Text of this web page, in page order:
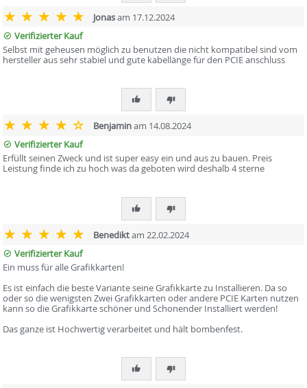
Jonasam 17.12.2024
Verifizierter Kauf
Selbst mit geheusen möglich zu benutzen die nicht kompatibel sind vom
hersteller aus sehr stabiel und gute kabellänge für den PCIE anschluss
Benjaminam 14.08.2024
Verifizierter Kauf
Erfüllt seinen Zweck und ist super easy ein und aus zu bauen. Preis
Leistung finde ich zu hoch was da geboten wird deshalb 4 sterne
Benediktam 22.02.2024
Verifizierter Kauf
Ein muss für alle Grafikkarten!
Es ist einfach die beste Variante seine Grafikkarte zu Installieren. Da so
oder so die wenigsten Zwei Grafikkarten oder andere PCIE Karten nutzen
kann so die Grafikkarte schöner und Schonender Installiert werden!
Das ganze ist Hochwertig verarbeitet und hält bombenfest.